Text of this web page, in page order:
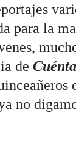
para la
de
no